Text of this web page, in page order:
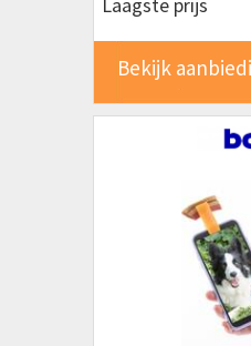
Prijs
€ 0 tot € 10
€ 10 tot € 20
€ 20 tot € 50
€ 50 tot €
Bekijk